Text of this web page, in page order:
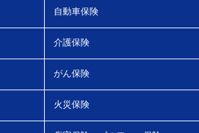
自動車保険
介護保険
がん保険
火災保険